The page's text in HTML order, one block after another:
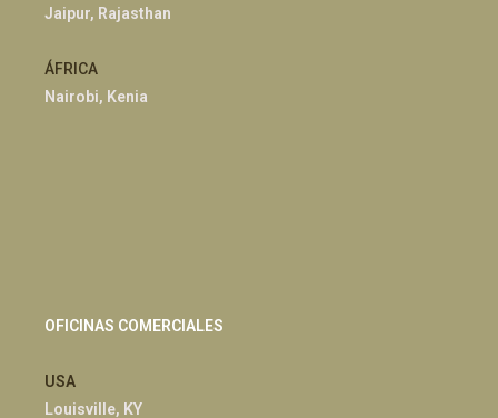
Jaipur, Rajasthan
ÁFRICA
Nairobi, Kenia
OFICINAS COMERCIALES
USA
Louisville, KY